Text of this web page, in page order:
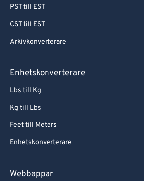
PST till EST
CST till EST
Arkivkonverterare
Enhetskonverterare
Lbs till Kg
Kg till Lbs
Feet till Meters
Enhetskonverterare
Webbappar